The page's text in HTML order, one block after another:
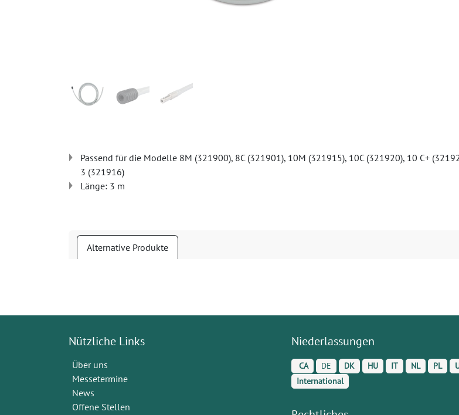
Passend für die Modelle 8M (321900), 8C (321901), 10M (321915), 10C (321920), 10 C+
3 (321916)
Länge: 3 m
Alternative Produkte
Nützliche Links
Über uns
Messetermine
News
Offene Stellen
Niederlassungen
CA DE DK HU IT NL PL
International